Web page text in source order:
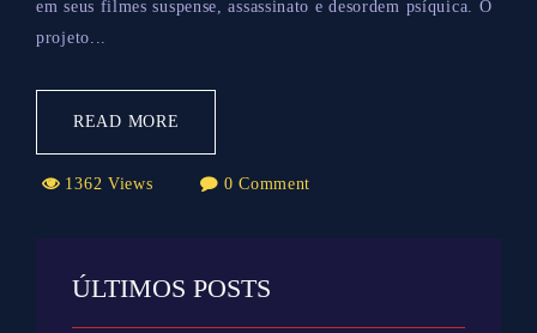
em seus filmes suspense, assassinato e desordem psíquica. O
projeto...
READ MORE
1362 Views 0 Comment
ÚLTIMOS POSTS